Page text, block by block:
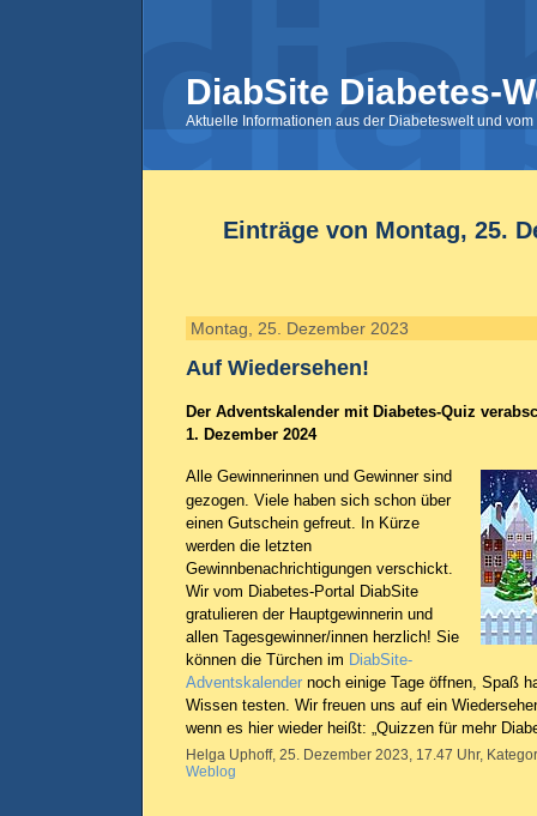
DiabSite Diabetes-
Aktuelle Informationen aus der Diabeteswelt und
Einträge von Montag, 25.
Montag, 25. Dezember 2023
Auf Wiedersehen!
Der Adventskalender mit Diabetes-Quiz
1. Dezember 2024
Alle Gewinnerinnen und Gewinner sind
gezogen. Viele haben sich schon über
einen Gutschein gefreut. In Kürze
werden die letzten
Gewinnbenachrichtigungen verschickt.
Wir vom Diabetes-Portal DiabSite
gratulieren der Hauptgewinnerin und
allen Tagesgewinner/innen herzlich! Sie
können die Türchen im DiabSite-
Adventskalender noch einige Tage öffnen, Spaß
Wissen testen. Wir freuen uns auf ein
wenn es hier wieder heißt: „Quizzen für mehr
Helga Uphoff, 25. Dezember 2023, 17.47 Uhr,
Weblog